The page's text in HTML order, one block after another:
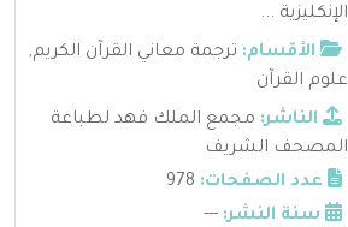
الإنكليزية ...
الأقسام: ترجمة معاني القرآن الكريم,
علوم القرآن
الناشر: مجمع الملك فهد لطباعة
المصحف الشريف
عدد الصفحات:
سنة النشر: ---